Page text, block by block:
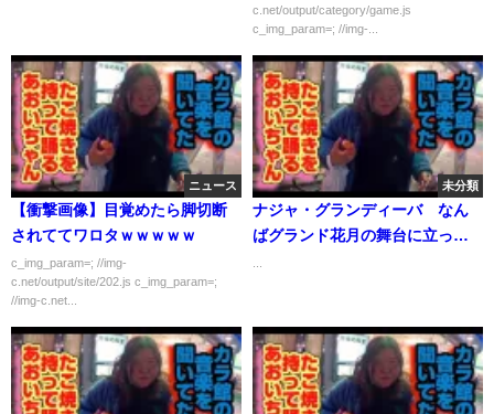
c.net/output/category/game.js
c_img_param=; //img-...
ニュース
【衝撃画像】目覚めたら脚切断
されててワロタｗｗｗｗｗ
c_img_param=; //img-
c.net/output/site/202.js c_img_param=;
//img-c.net...
未分類
ナジャ・グランディーバ なん
ばグランド花月の舞台に立った